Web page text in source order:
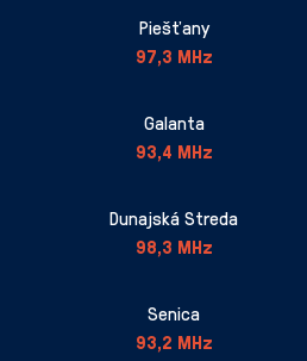
Piešťany
97,3 MHz
Galanta
93,4 MHz
Dunajská Streda
98,3 MHz
Senica
93,2 MHz